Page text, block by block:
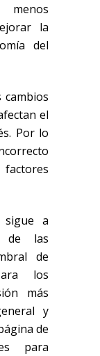
la
del
el
Por lo
a
de las
de
los
más
y
de
para